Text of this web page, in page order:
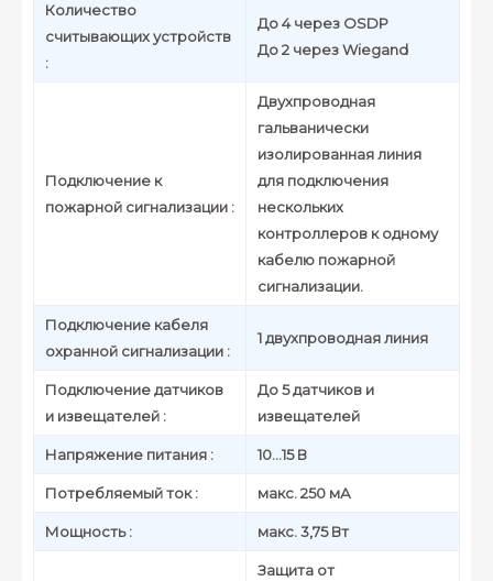
Количество
считывающих устройств
:
До 4 через OSDP
До 2 через Wiegand
Подключение к
пожарной сигнализации :
Двухпроводная
гальванически
изолированная линия
для подключения
нескольких
контроллеров к одному
кабелю пожарной
сигнализации.
Подключение кабеля
охранной сигнализации :
1 двухпроводная линия
Подключение датчиков
и извещателей :
До 5 датчиков и
извещателей
Напряжение питания : 10...15 В
Потребляемый ток : макс. 250 мА
Мощность : макс. 3,75 Вт
Защита от